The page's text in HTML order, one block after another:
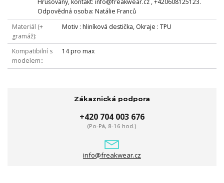
Hrušovany, kontakt: info@freakwear.cz , +420608125123.
Odpovědná osoba: Natálie Franců
Materiál (+
gramáž)
Motiv : hliníková destička, Okraje : TPU
Kompatibilní s
modelem:
14 pro max
Zákaznická podpora
+420 704 003 676
(Po-Pá, 8-16 hod.)
info@freakwear.cz